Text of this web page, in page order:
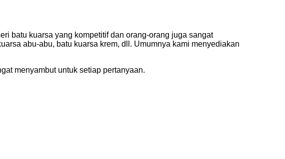
batu kuarsa yang kompetitif dan orang-orang juga sangat
abu-abu, batu kuarsa krem, dll. Umumnya kami menyediakan
menyambut untuk setiap pertanyaan.